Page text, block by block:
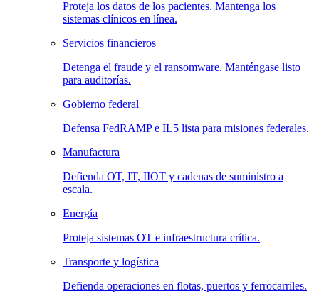
Proteja los datos de los pacientes. Mantenga los
sistemas clínicos en línea.
Servicios financieros
Detenga el fraude y el ransomware. Manténgase listo
para auditorías.
Gobierno federal
Defensa FedRAMP e IL5 lista para misiones federales.
Manufactura
Defienda OT, IT, IIOT y cadenas de suministro a
escala.
Energía
Proteja sistemas OT e infraestructura crítica.
Transporte y logística
Defienda operaciones en flotas, puertos y ferrocarriles.